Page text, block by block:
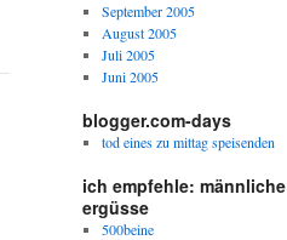
September 2005
August 2005
Juli 2005
Juni 2005
blogger.com-days
tod eines zu mittag speisenden
ich empfehle: männliche
ergüsse
500beine